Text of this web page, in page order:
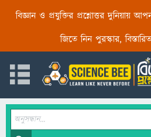
বিজ্ঞান ও প্রযুক্তির প্রশ্নোত্তর দুনিয়ায়
জিতে নিন পুরস্কার,